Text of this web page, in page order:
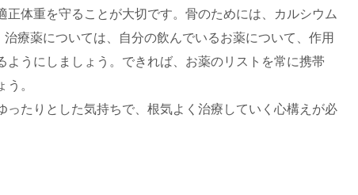
体重を守ることが大切です。骨のためには、カルシウム
療薬については、自分の飲んでいるお薬について、作用
うにしましょう。できれば、お薬のリストを常に携帯
。
たりとした気持ちで、根気よく治療していく心構えが必